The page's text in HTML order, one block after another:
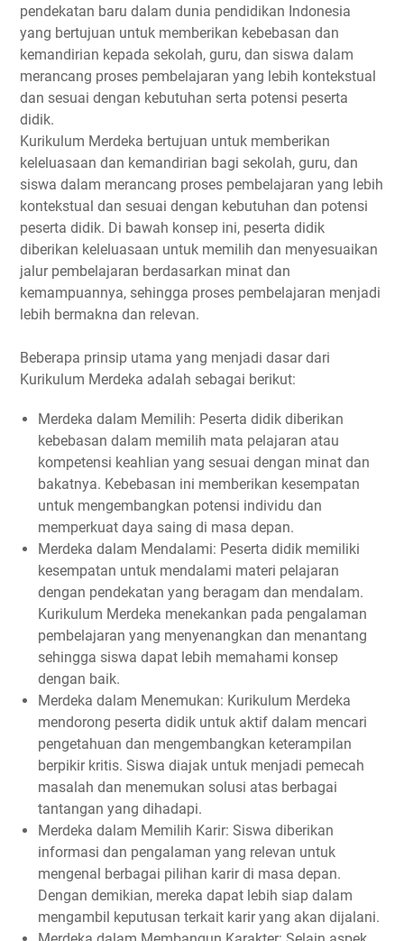
pendekatan baru dalam dunia pendidikan Indonesia
yang bertujuan untuk memberikan kebebasan dan
kemandirian kepada sekolah, guru, dan siswa dalam
merancang proses pembelajaran yang lebih kontekstual
dan sesuai dengan kebutuhan serta potensi peserta
didik.
Kurikulum Merdeka bertujuan untuk memberikan
keleluasaan dan kemandirian bagi sekolah, guru, dan
siswa dalam merancang proses pembelajaran yang lebih
kontekstual dan sesuai dengan kebutuhan dan potensi
peserta didik. Di bawah konsep ini, peserta didik
diberikan keleluasaan untuk memilih dan menyesuaikan
jalur pembelajaran berdasarkan minat dan
kemampuannya, sehingga proses pembelajaran menjadi
lebih bermakna dan relevan.
Beberapa prinsip utama yang menjadi dasar dari
Kurikulum Merdeka adalah sebagai berikut:
Merdeka dalam Memilih: Peserta didik diberikan
kebebasan dalam memilih mata pelajaran atau
kompetensi keahlian yang sesuai dengan minat dan
bakatnya. Kebebasan ini memberikan kesempatan
untuk mengembangkan potensi individu dan
memperkuat daya saing di masa depan.
Merdeka dalam Mendalami: Peserta didik memiliki
kesempatan untuk mendalami materi pelajaran
dengan pendekatan yang beragam dan mendalam.
Kurikulum Merdeka menekankan pada pengalaman
pembelajaran yang menyenangkan dan menantang
sehingga siswa dapat lebih memahami konsep
dengan baik.
Merdeka dalam Menemukan: Kurikulum Merdeka
mendorong peserta didik untuk aktif dalam mencari
pengetahuan dan mengembangkan keterampilan
berpikir kritis. Siswa diajak untuk menjadi pemecah
masalah dan menemukan solusi atas berbagai
tantangan yang dihadapi.
Merdeka dalam Memilih Karir: Siswa diberikan
informasi dan pengalaman yang relevan untuk
mengenal berbagai pilihan karir di masa depan.
Dengan demikian, mereka dapat lebih siap dalam
mengambil keputusan terkait karir yang akan dijalani.